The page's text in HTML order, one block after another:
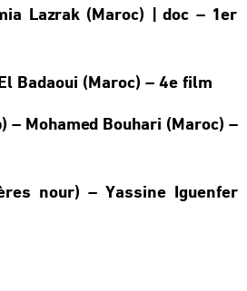
Lazrak (Maroc) | doc – 1er
Badaoui (Maroc) – 4e film
– Mohamed Bouhari (Maroc) –
nour) – Yassine Iguenfer